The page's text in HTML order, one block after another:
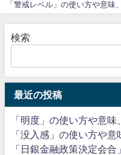
「警戒レベル」の使い方や意味
検索
最近の投稿
「明度」の使い方や意
「没入感」の使い方や
「日銀金融政策決定会